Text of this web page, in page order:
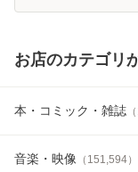
お店のカテゴリ
本・コミック・雑誌 （
音楽・映像 （ 151,594）